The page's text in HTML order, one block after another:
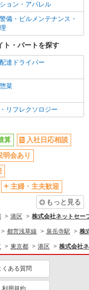
40代～）活躍中
60代～）活躍中
2日制
み
ム歓迎
店あり
ワークOK
あり
あり
ワーク
ョン・アパレル
備・ビルメンテナンス・
ト・パートを探す
達ドライバー
菜
リフレクソロジー
算
入社日応相談
明会あり
主婦・主夫歓迎
もっと見る
港区 株式会社ネットセー
都営浅草線 泉岳寺駅 株
東京都 港区 株式会社
くある質問
利用規約